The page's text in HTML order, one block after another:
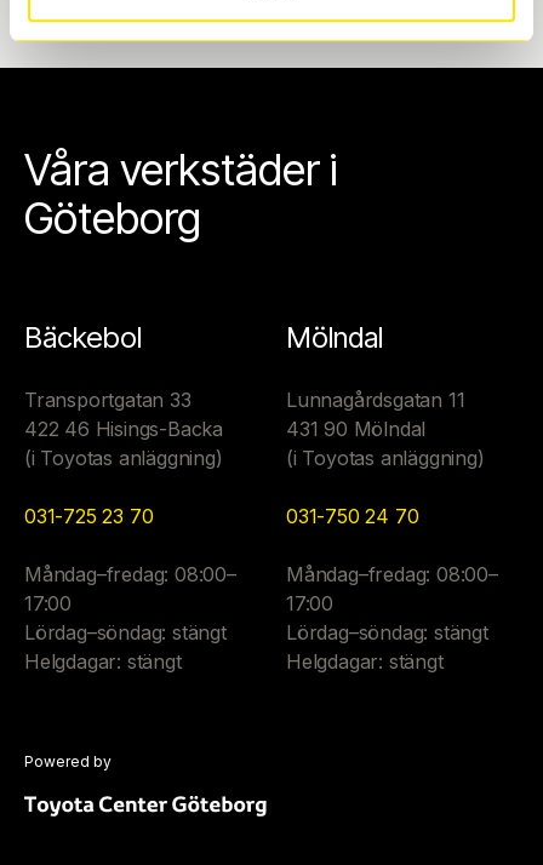
Våra verkstäder i
Göteborg
Bäckebol
Transportgatan 33
422 46 Hisings-Backa
(i Toyotas anläggning)
031-725 23 70
Måndag–fredag: 08:00–
17:00
Lördag–söndag: stängt
Helgdagar: stängt
Mölndal
Lunnagårdsgatan 11
431 90 Mölndal
(i Toyotas anläggning)
031-750 24 70
Måndag–fredag: 08:00–
17:00
Lördag–söndag: stängt
Helgdagar: stängt
Powered by